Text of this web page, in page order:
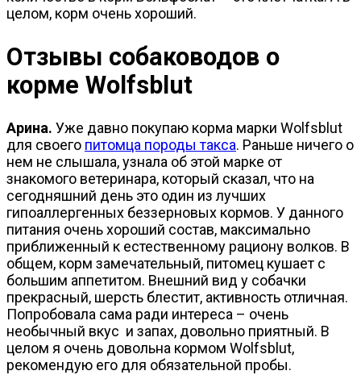
целом, корм очень хороший.
Отзывы собаководов о
корме Wolfsblut
Арина. Уже давно покупаю корма марки Wolfsblut
для своего питомца породы такса. Раньше ничего о
нем не слышала, узнала об этой марке от
знакомого ветеринара, который сказал, что на
сегодняшний день это один из лучших
гипоаллергенных беззерновых кормов. У данного
питания очень хороший состав, максимально
приближенный к естественному рациону волков. В
общем, корм замечательный, питомец кушает с
большим аппетитом. Внешний вид у собачки
прекрасный, шерсть блестит, активность отличная.
Попробовала сама ради интереса – очень
необычный вкус и запах, довольно приятный. В
целом я очень довольна кормом Wolfsblut,
рекомендую его для обязательной пробы.